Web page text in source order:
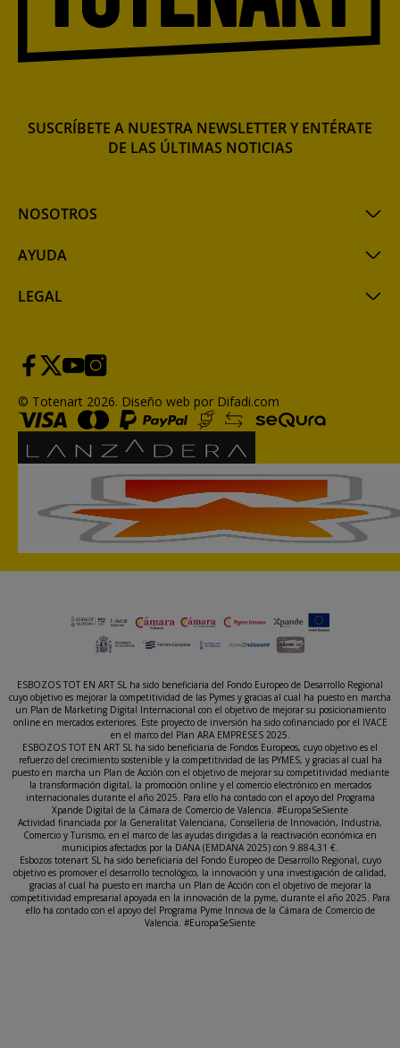
NOSOTROS
AYUDA
LEGAL
SUSCRÍBETE A NUESTRA NEWSLETTER Y ENTÉRATE
DE LAS ÚLTIMAS NOTICIAS
© Totenart 2026. Diseño web por Difadi.com
ESBOZOS TOT EN ART SL ha sido beneficiaria del Fondo Europeo de Desarrollo Regional
cuyo objetivo es mejorar la competitividad de las Pymes y gracias al cual ha puesto en marcha
un Plan de Marketing Digital Internacional con el objetivo de mejorar su posicionamiento
online en mercados exteriores. Este proyecto de inversión ha sido cofinanciado por el IVACE
en el marco del Plan ARA EMPRESES 2025.
ESBOZOS TOT EN ART SL ha sido beneficiaria de Fondos Europeos, cuyo objetivo es el
refuerzo del crecimiento sostenible y la competitividad de las PYMES, y gracias al cual ha
puesto en marcha un Plan de Acción con el objetivo de mejorar su competitividad mediante
la transformación digital, la promoción online y el comercio electrónico en mercados
internacionales durante el año 2025. Para ello ha contado con el apoyo del Programa
Xpande Digital de la Cámara de Comercio de Valencia. #EuropaSeSiente
Actividad financiada por la Generalitat Valenciana, Conselleria de Innovación, Industria,
Comercio y Turismo, en el marco de las ayudas dirigidas a la reactivación económica en
municipios afectados por la DANA (EMDANA 2025) con 9.884,31 €.
Esbozos totenart SL ha sido beneficiaria del Fondo Europeo de Desarrollo Regional, cuyo
objetivo es promover el desarrollo tecnológico, la innovación y una investigación de calidad,
gracias al cual ha puesto en marcha un Plan de Acción con el objetivo de mejorar la
competitividad empresarial apoyada en la innovación de la pyme, durante el año 2025. Para
ello ha contado con el apoyo del Programa Pyme Innova de la Cámara de Comercio de
Valencia. #EuropaSeSiente